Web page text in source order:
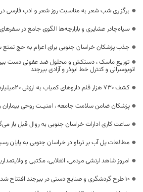
برگزاری شب شعر به مناسبت روز شعر و ادب فارسی
سیاه‌چادر عشایری و بازارچه‌ها الگوی جامع در
جذب پزشکان خراسان جنوبی برای اعزام به حج تمتع سال
توزیع ماسک ، دستکش و محلول ضد عفونی دست بین
اتوبوسرانی و کنترل خط ابوذر و آزادی بیرجند
کشف ۷۳۰ هزار قلم داروهای کمیاب به ارزش ۲۰میلیارد تومان در خراسان جنوبی
پزشکان ضامن سلامت جامعه ، امنیـت روحی
ساعت کاری ادارات خراسان جنوبی به روال قبل باز
مطالعات پل آب بر ترناو در خراسان جنوبی به پایان
امروز شاهد ارتشی مردمی، انقلابی، مکتبی و
10 طرح گردشگری و صنایع دستی در بیرجند افتتاح شد